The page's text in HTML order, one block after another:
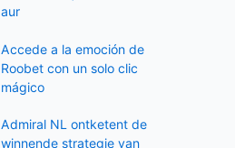
aur
Accede a la emoción de
Roobet con un solo clic
mágico
Admiral NL ontketent de
winnende strategie van